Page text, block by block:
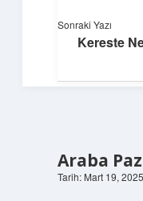
Işıltılı
Araba
Tarih: Mart 19, 2025
Sonraki Yazı
Kereste